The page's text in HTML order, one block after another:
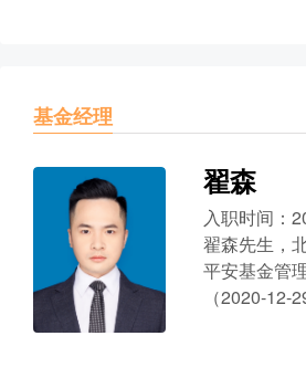
基金经理
翟森
入职时间：
翟森先生，
平安基金管
（2020-